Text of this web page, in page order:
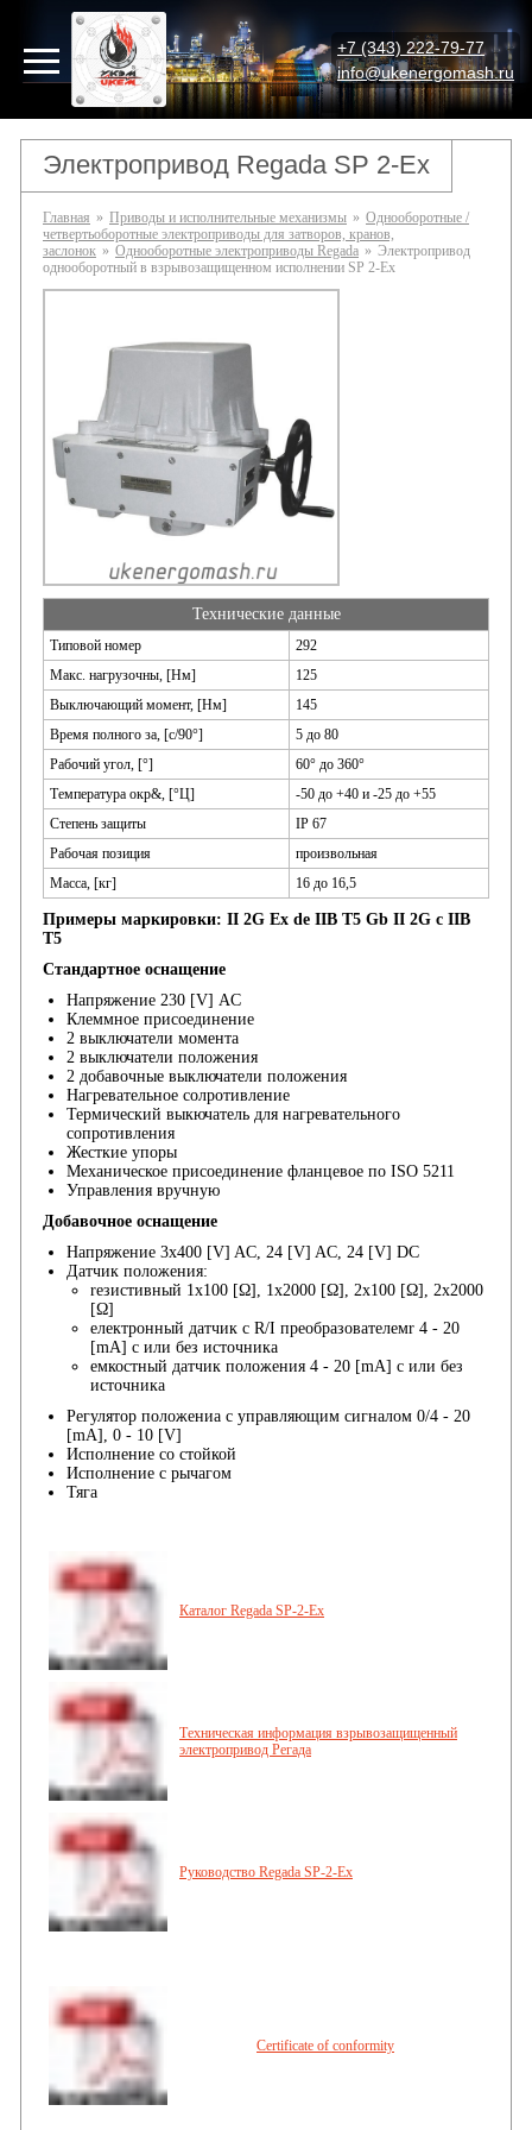
+7 (343) 222-79-77
info@ukenergomash.ru
Электропривод Regada SP 2-Ex
Главная » Приводы и исполнительные механизмы » Однооборотные /
четвертьоборотные электроприводы для затворов, кранов,
заслонок » Однооборотные электроприводы Regada » Электропривод
однооборотный в взрывозащищенном исполнении SP 2-Ex
Технические данные
Типовой номер
292
Макс. нагрузочны, [Нм]
125
Выключающий момент, [Нм]
145
Время полного за, [с/90°]
5 до 80
Рабочий угол, [°]
60° до 360°
Температура окр&, [°Ц]
-50 до +40 и -25 до +55
Степень защиты
IP 67
Рабочая позиция
произвольная
Масса, [кг]
16 до 16,5
Примеры маркировки: II 2G Ex de IIB T5 Gb II 2G c IIB
T5
Стандартное оснащение
Напряжение 230 [V] AC
Клеммное присоединение
2 выключатели момента
2 выключатели положения
2 добавочные выключатели положения
Нагревательное солротивление
Термический выкючатель для нагревательного
сопротивления
Жесткие упоры
Механическое присоединение фланцевое по ISO 5211
Управления вручную
Добавочное оснащение
Напряжение 3x400 [V] AC, 24 [V] AC, 24 [V] DC
Датчик положения:
reзистивный 1x100 [Ω], 1x2000 [Ω], 2x100 [Ω], 2x2000
[Ω]
електронный датчик с R/I преобразователемr 4 - 20
[mA] с или без источника
емкостный датчик положения 4 - 20 [mA] с или без
источника
Регулятор положениа с управляющим сигналом 0/4 - 20
[mA], 0 - 10 [V]
Исполнение со стойкой
Исполнение с рычагом
Тяга
Каталог Regada SP-2-Ex
Техническая информация взрывозащищенный
электропривод Регада
Руководство Regada SP-2-Ex
Certificate of conformity